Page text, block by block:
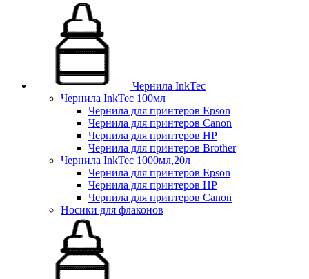
Чернила InkTec
Чернила InkTec 100мл
Чернила для принтеров Epson
Чернила для принтеров Canon
Чернила для принтеров HP
Чернила для принтеров Brother
Чернила InkTec 1000мл,20л
Чернила для принтеров Epson
Чернила для принтеров HP
Чернила для принтеров Canon
Носики для флаконов